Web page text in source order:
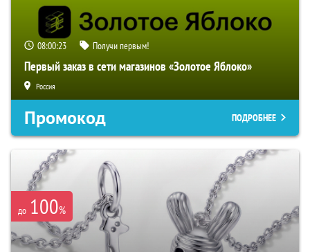
08:00:23 Получи первым!
Первый заказ в сети магазинов «Золотое Яблоко»
Россия
Промокод ПОДРОБНЕЕ
до 100%